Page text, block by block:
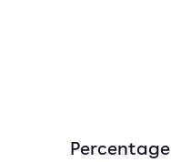
Percentage